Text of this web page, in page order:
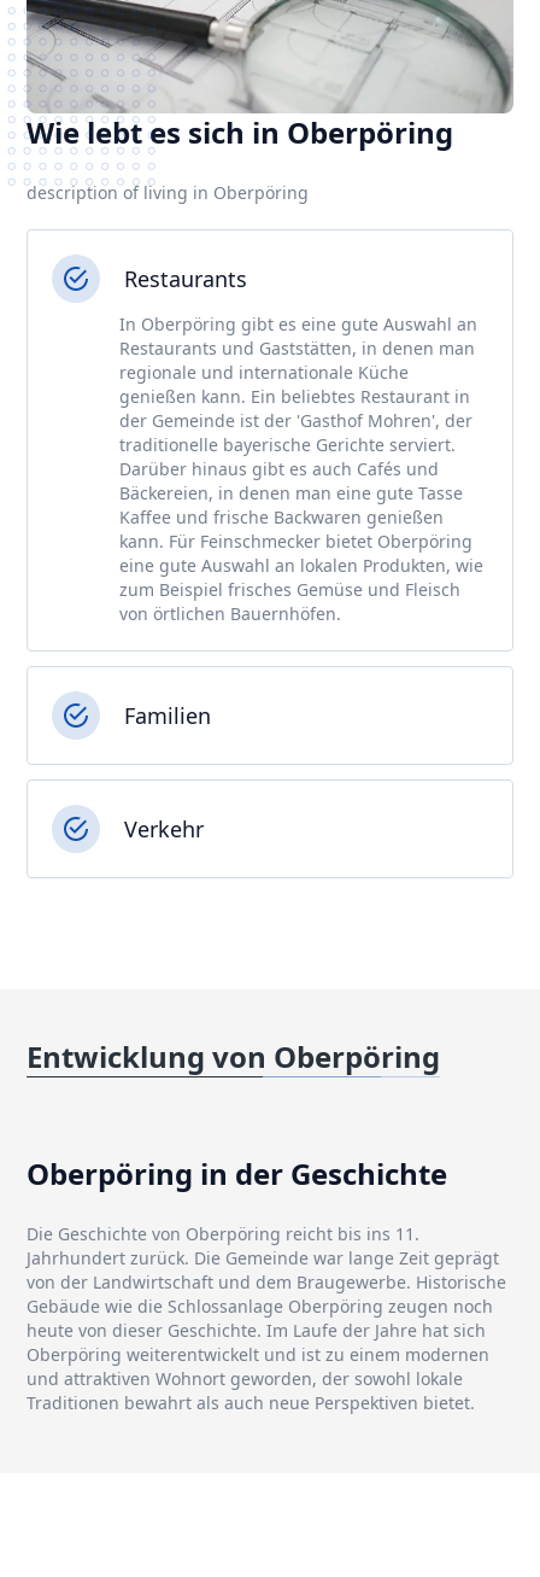
Wie lebt es sich in Oberpöring
description of living in Oberpöring
Restaurants
In Oberpöring gibt es eine gute Auswahl an
Restaurants und Gaststätten, in denen man
regionale und internationale Küche
genießen kann. Ein beliebtes Restaurant in
der Gemeinde ist der 'Gasthof Mohren', der
traditionelle bayerische Gerichte serviert.
Darüber hinaus gibt es auch Cafés und
Bäckereien, in denen man eine gute Tasse
Kaffee und frische Backwaren genießen
kann. Für Feinschmecker bietet Oberpöring
eine gute Auswahl an lokalen Produkten, wie
zum Beispiel frisches Gemüse und Fleisch
von örtlichen Bauernhöfen.
Familien
Verkehr
Entwicklung von Oberpöring
Oberpöring in der Geschichte
Die Geschichte von Oberpöring reicht bis ins 11.
Jahrhundert zurück. Die Gemeinde war lange Zeit geprägt
von der Landwirtschaft und dem Braugewerbe. Historische
Gebäude wie die Schlossanlage Oberpöring zeugen noch
heute von dieser Geschichte. Im Laufe der Jahre hat sich
Oberpöring weiterentwickelt und ist zu einem modernen
und attraktiven Wohnort geworden, der sowohl lokale
Traditionen bewahrt als auch neue Perspektiven bietet.